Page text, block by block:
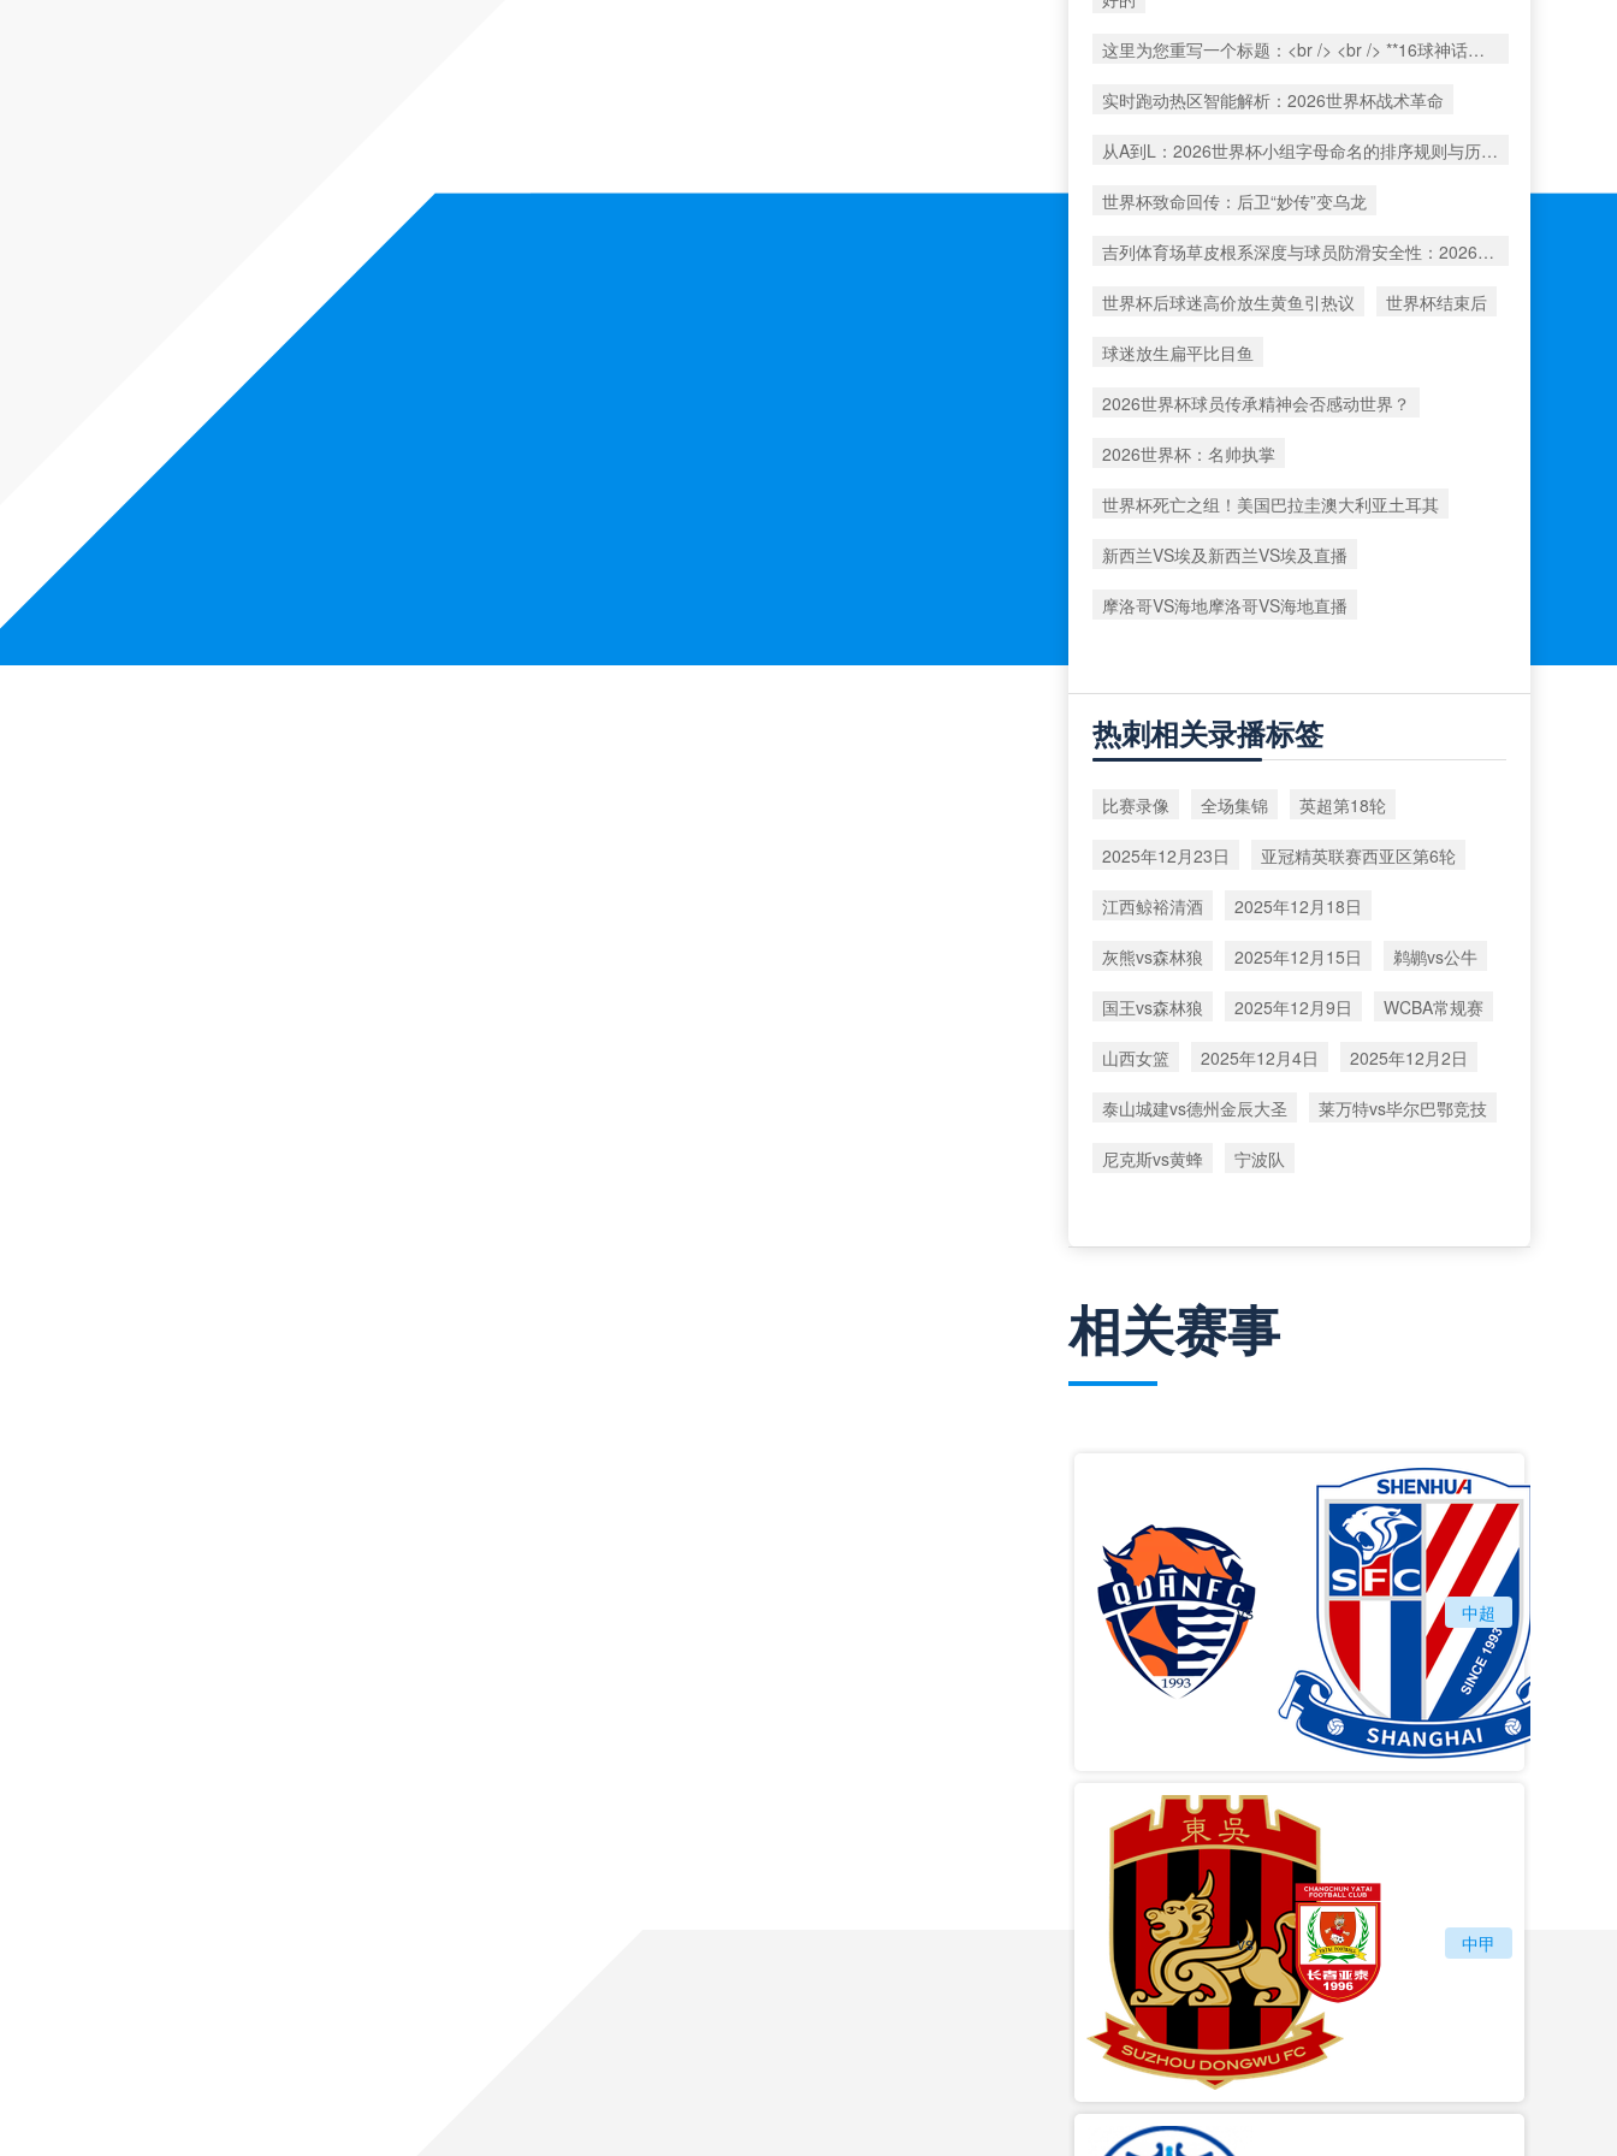
这里为您重写一个标题：<br /> <br /> **16球神话：谁能跨越克洛泽这座世界杯射手巅峰？**
实时跑动热区智能解析：2026世界杯战术革命
从A到L：2026世界杯小组字母命名的排序规则与历史演变
世界杯致命回传：后卫“妙传”变乌龙
吉列体育场草皮根系深度与球员防滑安全性：2026世界杯备战中的关键评估
世界杯后球迷高价放生黄鱼引热议 世界杯结束后
球迷放生扁平比目鱼
2026世界杯球员传承精神会否感动世界？
2026世界杯：名帅执掌
世界杯死亡之组！美国巴拉圭澳大利亚土耳其
新西兰VS埃及新西兰VS埃及直播
摩洛哥VS海地摩洛哥VS海地直播
热刺相关录播标签
比赛录像 全场集锦 英超第18轮
2025年12月23日 亚冠精英联赛西亚区第6轮
江西鲸裕清酒 2025年12月18日
灰熊vs森林狼 2025年12月15日 鹈鹕vs公牛
国王vs森林狼 2025年12月9日 WCBA常规赛
山西女篮 2025年12月4日 2025年12月2日
泰山城建vs德州金辰大圣 莱万特vs毕尔巴鄂竞技
尼克斯vs黄蜂 宁波队
相关赛事
青岛海牛
vs 中超
苏州东吴
vs 长春亚泰中甲